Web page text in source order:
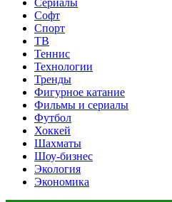
Софт
Спорт
ТВ
Теннис
Технологии
Тренды
Фигурное катание
Фильмы и сериалы
Футбол
Хоккей
Шахматы
Шоу-бизнес
Экология
Экономика